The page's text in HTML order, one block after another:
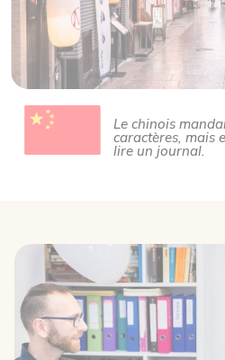
Le chinois
caractères, mais
lire un journal.